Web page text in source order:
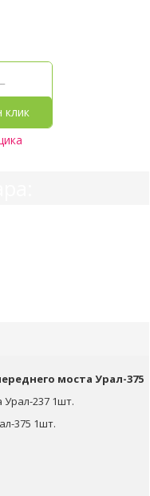
клик
моста Урал-375
Урал-237 1шт.
375 1шт.